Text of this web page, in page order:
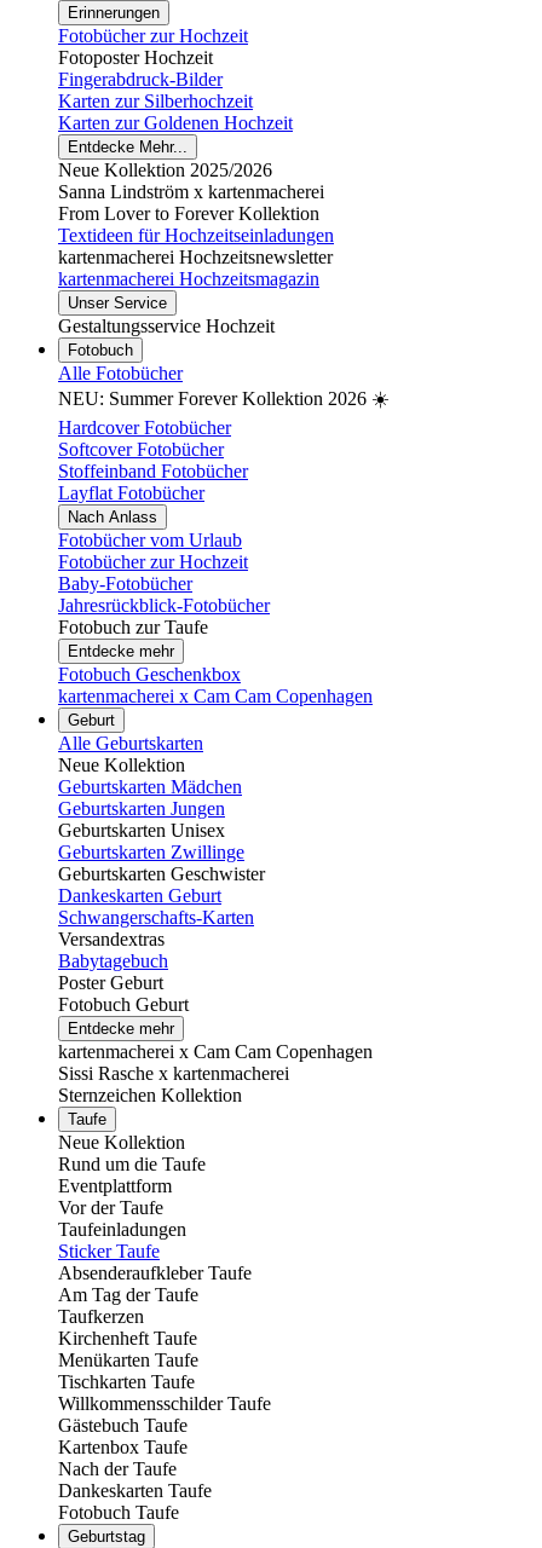
Erinnerungen
Fotobücher zur Hochzeit
Fotoposter Hochzeit
Fingerabdruck-Bilder
Karten zur Silberhochzeit
Karten zur Goldenen Hochzeit
Entdecke Mehr...
Neue Kollektion 2025/2026
Sanna Lindström x kartenmacherei
From Lover to Forever Kollektion
Textideen für Hochzeitseinladungen
kartenmacherei Hochzeitsnewsletter
kartenmacherei Hochzeitsmagazin
Unser Service
Gestaltungsservice Hochzeit
Fotobuch
Alle Fotobücher
NEU: Summer Forever Kollektion 2026 ☀️
Hardcover Fotobücher
Softcover Fotobücher
Stoffeinband Fotobücher
Layflat Fotobücher
Nach Anlass
Fotobücher vom Urlaub
Fotobücher zur Hochzeit
Baby-Fotobücher
Jahresrückblick-Fotobücher
Fotobuch zur Taufe
Entdecke mehr
Fotobuch Geschenkbox
kartenmacherei x Cam Cam Copenhagen
Geburt
Alle Geburtskarten
Neue Kollektion
Geburtskarten Mädchen
Geburtskarten Jungen
Geburtskarten Unisex
Geburtskarten Zwillinge
Geburtskarten Geschwister
Dankeskarten Geburt
Schwangerschafts-Karten
Versandextras
Babytagebuch
Poster Geburt
Fotobuch Geburt
Entdecke mehr
kartenmacherei x Cam Cam Copenhagen
Sissi Rasche x kartenmacherei
Sternzeichen Kollektion
Taufe
Neue Kollektion
Rund um die Taufe
Eventplattform
Vor der Taufe
Taufeinladungen
Sticker Taufe
Absenderaufkleber Taufe
Am Tag der Taufe
Taufkerzen
Kirchenheft Taufe
Menükarten Taufe
Tischkarten Taufe
Willkommensschilder Taufe
Gästebuch Taufe
Kartenbox Taufe
Nach der Taufe
Dankeskarten Taufe
Fotobuch Taufe
Geburtstag